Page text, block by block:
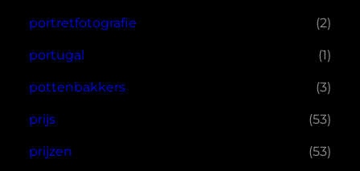
portretfotografie (2)
portugal (1)
pottenbakkers (3)
prijs (53)
prijzen (53)